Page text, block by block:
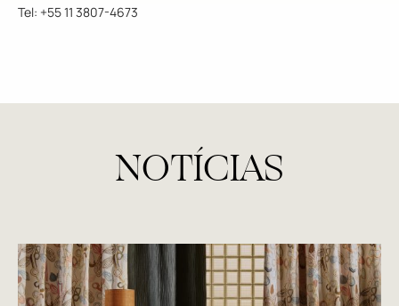
Tel: +55 11 3807-4673
NOTÍCIAS